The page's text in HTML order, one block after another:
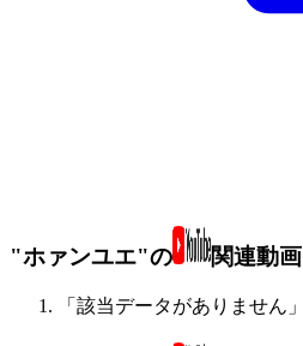
"ホァンユエ"の 関連動画
「該当データがありません」